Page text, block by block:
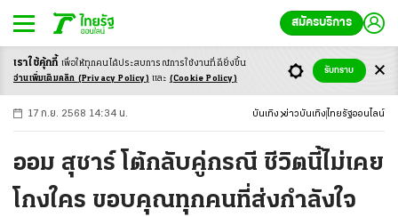
สมัครบริการ
-ก ก ก+
17 ก.ย. 2568 14:34 น. บันเทิง ข่าวบันเทิง ไทยรัฐออนไลน์
ออม สุชาร์ โต้กลับคู่กรณี ชีวิตนี้ไม่เคย
โกงใคร ขอบคุณทุกคนที่ส่งกำลังใจ
เราใช้คุ้กกี้ เพื่อให้ทุกคนได้ประสบการณ์การใช้งานที่ดียิ่งขึ้น
อ่านเพิ่มเติมคลิก (Privacy Policy) และ (Cookie Policy)
รับทราบ